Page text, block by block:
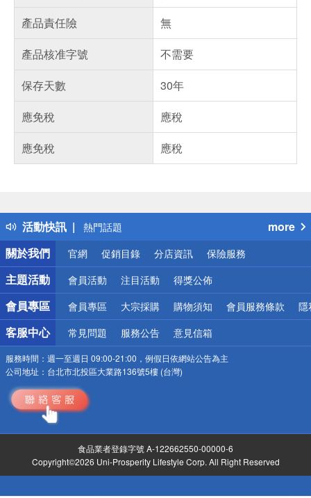
產品責任險
無
產品核准字號
不需要
保存天數
30年
應免稅
應稅
應免稅
應稅
活動快訊
得獎公告
熱門話題
銀行優惠
偏遠地區配送
詐騙網頁！請小心！
more
關於我們
官網 促銷目錄 分店資訊 保險服務
主題活動 會員活動 注目活動 得獎公佈
會員專區 會員專區 大宗採購 購物須知 會員服務條款 隱
客服中心 常見問題 服務公告 意見信箱
服務時間： 週一至週日 09:00-21:00，例假日依網站公告為主
公司地址： 台北市北投區大業路136號5樓 (台灣)
食品業者登錄字號 A-122662550-00000-6
Copyright©2026 Uni-Prosperity Lifestyle Corp. All Right Reserved